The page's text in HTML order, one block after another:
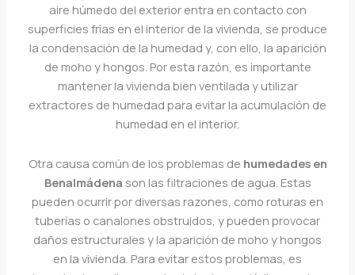
aire húmedo del exterior entra en contacto con
superficies frías en el interior de la vivienda, se produce
la condensación de la humedad y, con ello, la aparición
de moho y hongos. Por esta razón, es importante
mantener la vivienda bien ventilada y utilizar
extractores de humedad para evitar la acumulación de
humedad en el interior.
Otra causa común de los problemas de humedades en
Benalmádena son las filtraciones de agua. Estas
pueden ocurrir por diversas razones, como roturas en
tuberías o canalones obstruidos, y pueden provocar
daños estructurales y la aparición de moho y hongos
en la vivienda. Para evitar estos problemas, es